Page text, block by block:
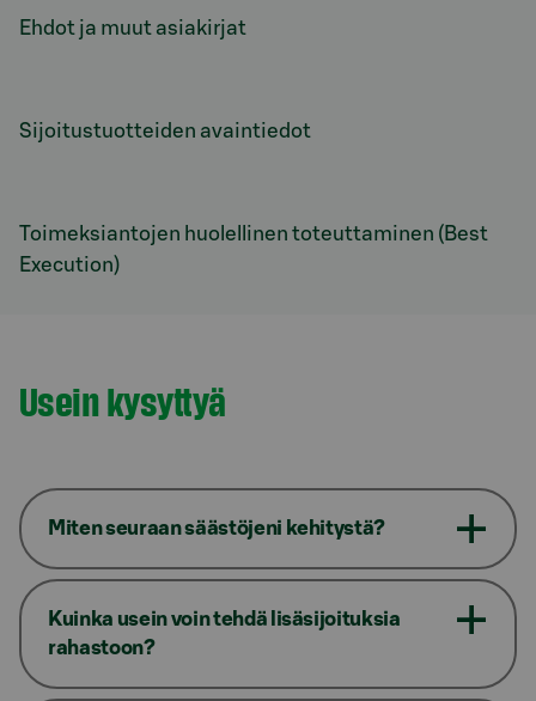
Ehdot ja muut asiakirjat
Sijoitustuotteiden avaintiedot
Toimeksiantojen huolellinen toteuttaminen (Best
Execution)
Usein kysyttyä
Miten seuraan säästöjeni kehitystä?
Kuinka usein voin tehdä lisäsijoituksia
rahastoon?